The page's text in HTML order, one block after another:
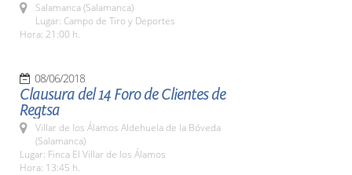
Salamanca (Salamanca)
Lugar: Campo de Tiro y Deportes
Hora: 21:00 h.
08/06/2018
Clausura del 14 Foro de Clientes de
Regtsa
Villar de los Álamos Aldehuela de la Bóveda
(Salamanca)
Lugar: Finca El Villar de los Álamos
Hora: 13:45 h.